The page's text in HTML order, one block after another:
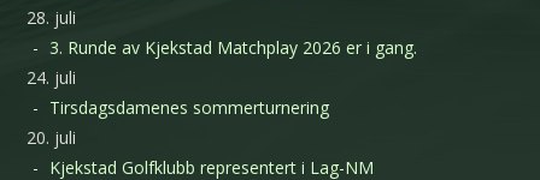
28. juli
3. Runde av Kjekstad Matchplay 2026 er i gang.
24. juli
Tirsdagsdamenes sommerturnering
20. juli
Kjekstad Golfklubb representert i Lag-NM